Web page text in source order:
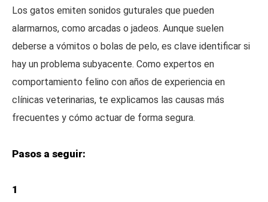
Los gatos emiten sonidos guturales que pueden
alarmarnos, como arcadas o jadeos. Aunque suelen
deberse a vómitos o bolas de pelo, es clave identificar si
hay un problema subyacente. Como expertos en
comportamiento felino con años de experiencia en
clínicas veterinarias, te explicamos las causas más
frecuentes y cómo actuar de forma segura.
Pasos a seguir:
1